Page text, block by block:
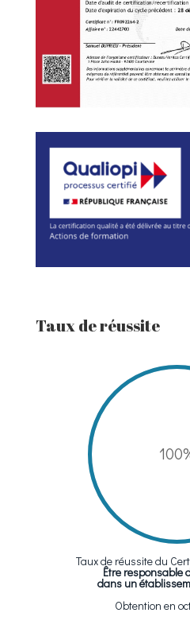
Taux de réussite
100
Taux de réussite du
Être responsable
dans un
Obtention en